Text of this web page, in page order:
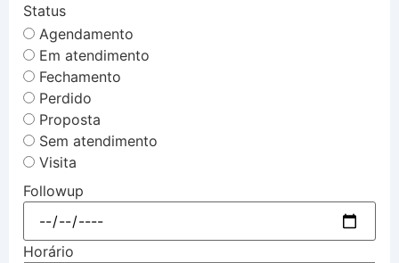
Status
Agendamento
Em atendimento
Fechamento
Perdido
Proposta
Sem atendimento
Visita
Followup
Horário